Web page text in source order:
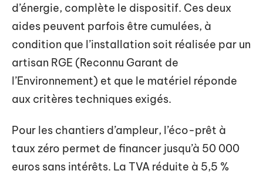
d’énergie, complète le dispositif. Ces deux
aides peuvent parfois être cumulées, à
condition que l’installation soit réalisée par un
artisan RGE (Reconnu Garant de
l’Environnement) et que le matériel réponde
aux critères techniques exigés.
Pour les chantiers d’ampleur, l’éco-prêt à
taux zéro permet de financer jusqu’à 50 000
euros sans intérêts. La TVA réduite à 5,5 %